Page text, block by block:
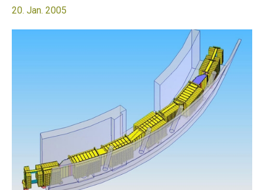
20. Jan. 2005